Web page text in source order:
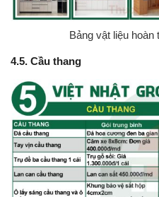
Bảng vật liệu hoàn
4.5. Cầu thang